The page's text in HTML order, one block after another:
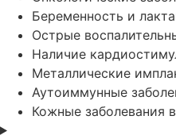
Беременность и
Острые
Наличие
Металлические
Аутоиммунные
Кожные заболевания